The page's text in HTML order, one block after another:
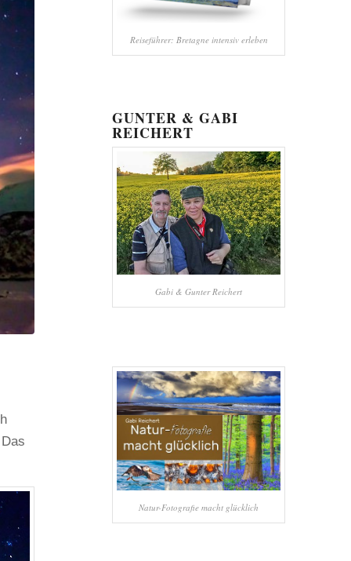
Reiseführer: Bretagne intensiv erleben
GUNTER & GABI
REICHERT
Gabi & Gunter Reichert
Natur-Fotografie macht glücklich